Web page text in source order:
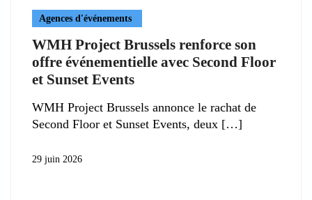
Agences d'événements
WMH Project Brussels renforce son
offre événementielle avec Second Floor
et Sunset Events
WMH Project Brussels annonce le rachat de
Second Floor et Sunset Events, deux
29 juin 2026